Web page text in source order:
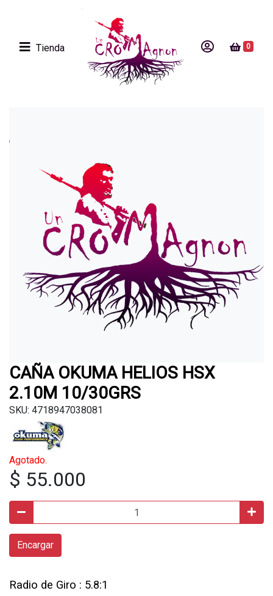
Tienda 0
CAÑA OKUMA HELIOS HSX
2.10M 10/30GRS
SKU: 4718947038081
Agotado.
$ 55.000
Encargar
Radio de Giro : 5.8:1